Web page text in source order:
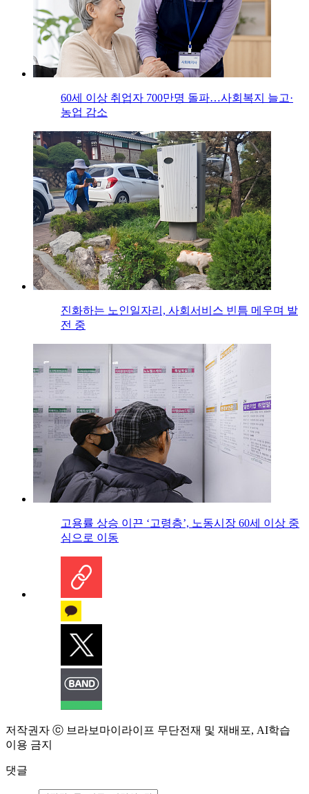
60세 이상 취업자 700만명 돌파…사회복지 늘고·
농업 감소
진화하는 노인일자리, 사회서비스 빈틈 메우며 발
전 중
고용률 상승 이끈 ‘고령층’, 노동시장 60세 이상 중
심으로 이동
저작권자 ⓒ 브라보마이라이프 무단전재 및 재배포, AI학습
이용 금지
댓글